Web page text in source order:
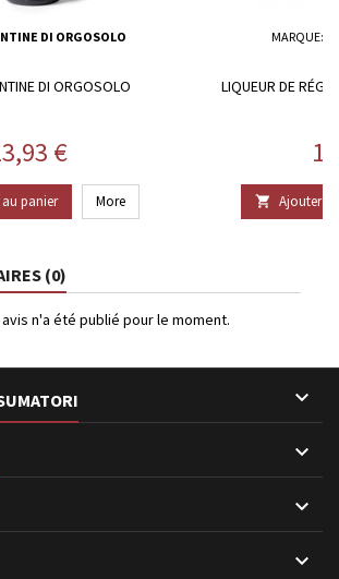
DI ORGOSOLO
DI ORGOSOLO
€
panier More
MARQUE:
LIQUEUR DE
 Ajouter
(0)
avis n'a été publié pour le moment.



